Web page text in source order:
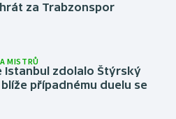
za Trabzonspor
MISTRŮ
Istanbul zdolalo Štýrský
případnému duelu se